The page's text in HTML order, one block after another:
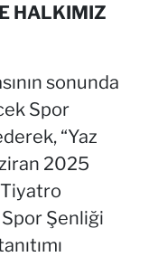
HALKIMIZ
sonunda
Spor
“Yaz
2025
Şenliği